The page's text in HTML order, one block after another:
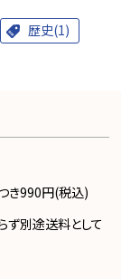
歴史(1)
き990円(税込)
ず別途送料として